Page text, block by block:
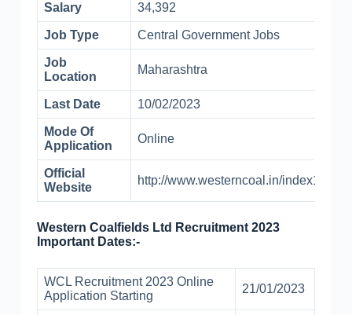
Salary 34,392
Job Type Central Government Jobs
Job
Location
Maharashtra
Last Date 10/02/2023
Mode Of
Application
Online
Official
Website
http://www.westerncoal.in/index1.php
Western Coalfields Ltd Recruitment 2023
Important Dates:-
WCL Recruitment 2023 Online
Application Starting
21/01/2023